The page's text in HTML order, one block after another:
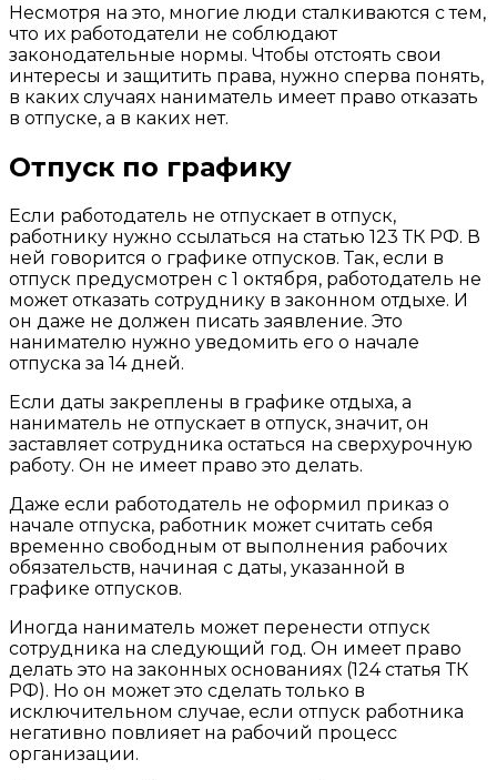
Несмотря на это, многие люди сталкиваются с тем,
что их работодатели не соблюдают
законодательные нормы. Чтобы отстоять свои
интересы и защитить права, нужно сперва понять,
в каких случаях наниматель имеет право отказать
в отпуске, а в каких нет.
Отпуск по графику
Если работодатель не отпускает в отпуск,
работнику нужно ссылаться на статью 123 ТК РФ. В
ней говорится о графике отпусков. Так, если в
отпуск предусмотрен с 1 октября, работодатель не
может отказать сотруднику в законном отдыхе. И
он даже не должен писать заявление. Это
нанимателю нужно уведомить его о начале
отпуска за 14 дней.
Если даты закреплены в графике отдыха, а
наниматель не отпускает в отпуск, значит, он
заставляет сотрудника остаться на сверхурочную
работу. Он не имеет право это делать.
Даже если работодатель не оформил приказ о
начале отпуска, работник может считать себя
временно свободным от выполнения рабочих
обязательств, начиная с даты, указанной в
графике отпусков.
Иногда наниматель может перенести отпуск
сотрудника на следующий год. Он имеет право
делать это на законных основаниях (124 статья ТК
РФ). Но он может это сделать только в
исключительном случае, если отпуск работника
негативно повлияет на рабочий процесс
организации.